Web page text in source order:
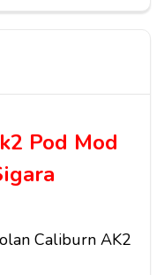
Pod Mod
Caliburn AK2